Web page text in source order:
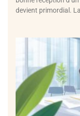
devient primordial.